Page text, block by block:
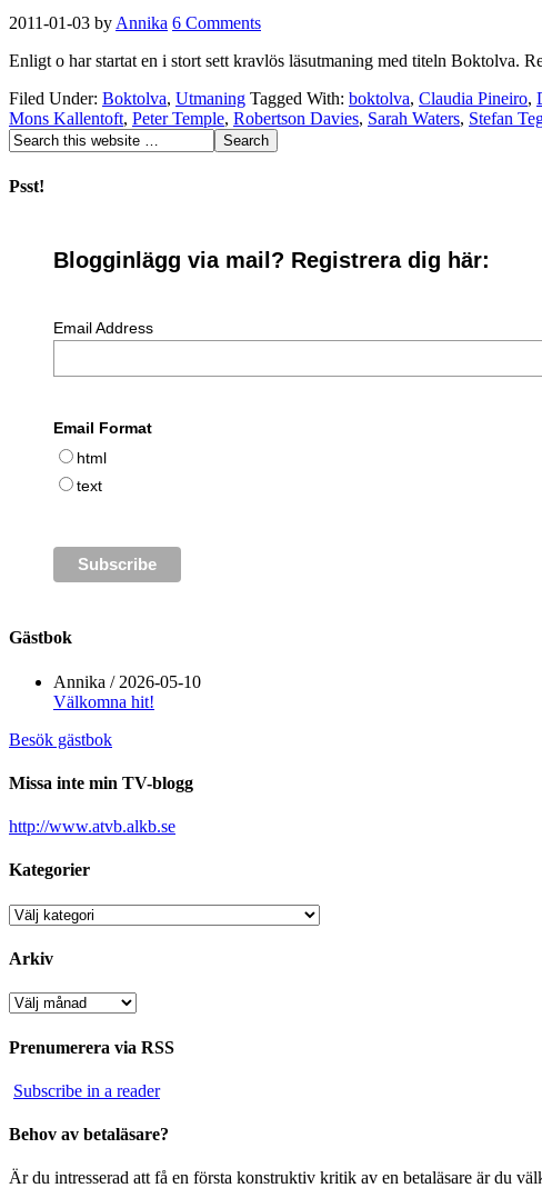
2011-01-03 by Annika 6 Comments
Enligt o har startat en i stort sett kravlös läsutmaning med titeln Boktolva.
Filed Under: Boktolva, Utmaning Tagged With: boktolva, Claudia Pineiro,
Mons Kallentoft, Peter Temple, Robertson Davies, Sarah Waters, Stefan
Psst!
Blogginlägg via mail? Registrera dig här:
Email Address
Email Format
html
text
Gästbok
Annika / 2026-05-10
Välkomna hit!
Besök gästbok
Missa inte min TV-blogg
http://www.atvb.alkb.se
Kategorier
Kategorier
Arkiv
Arkiv
Prenumerera via RSS
Subscribe in a reader
Behov av betaläsare?
Är du intresserad att få en första konstruktiv kritik av en betaläsare är du